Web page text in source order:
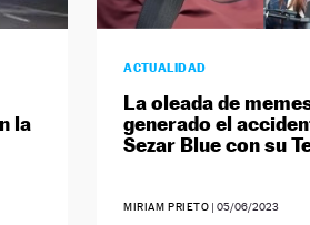
la
ACTUALIDAD
La oleada de
generado el
Sezar Blue con su
MIRIAM PRIETO |05/06/2023